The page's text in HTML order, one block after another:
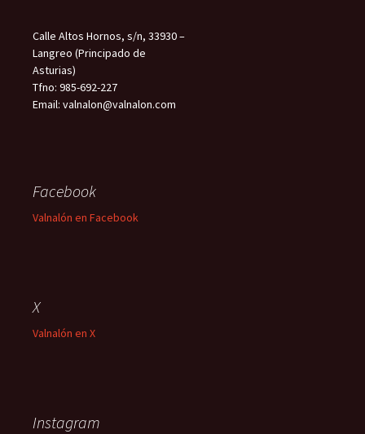
Calle Altos Hornos, s/n, 33930 –
Langreo (Principado de
Asturias)
Tfno: 985-692-227
Email: valnalon@valnalon.com
Facebook
Valnalón en Facebook
X
Valnalón en X
Instagram